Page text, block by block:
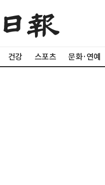
건강 스포츠 문화·연예